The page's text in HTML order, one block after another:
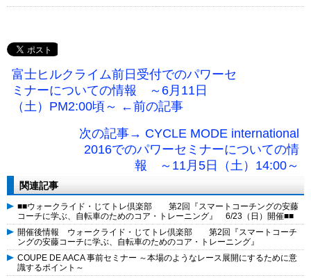
富士ヒルクライム前日受付でのパワーセ
ミナーについての情報 ～6月11日
（土）PM2:00頃～ ←前の記事
次の記事→ CYCLE MODE international
2016でのパワーセミナーについての情
報 ～11月5日（土）14:00～
関連記事
■■ウォークライド・じてトレ倶楽部 第2回『スマートコーチングの安藤
コーチに学ぶ、自転車のためのコア・トレーニング』 6/23（日）開催■■
開催後情報 ウォークライド・じてトレ倶楽部 第2回『スマートコーチ
ングの安藤コーチに学ぶ、自転車のためのコア・トレーニング』
COUPE DE AACA 事前セミナー ～本場のようなレース展開にするために意
識するポイント～